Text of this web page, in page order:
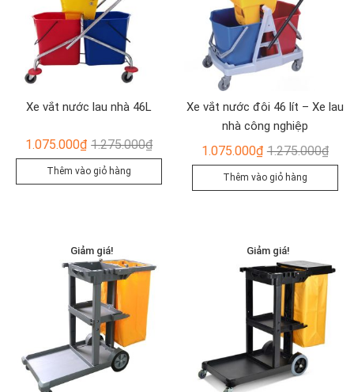
Xe vắt nước lau nhà 46L
1.275.000₫Giá
gốc
là:
1.075.000₫
Giá
hiện
tại
Thêm vào giỏ hàng
Xe vắt nước đôi 46 lít – Xe lau
nhà công nghiệp
1.275.000₫Giá
gốc
là:
1.075.000₫
Giá
hiện
tại
Thêm vào giỏ hàng
Giảm giá! Giảm giá!